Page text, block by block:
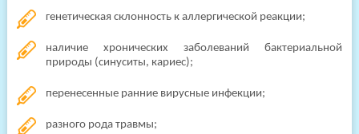
генетическая склонность к аллергической реакции;
наличие хронических заболеваний бактериальной
природы (синуситы, кариес);
перенесенные ранние вирусные инфекции;
разного рода травмы;